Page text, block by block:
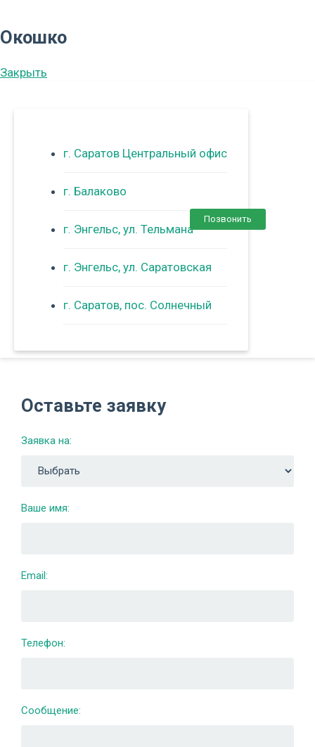
Окошко
Закрыть
Позвонить
г. Саратов Центральный офис
г. Балаково
г. Энгельс, ул. Тельмана
г. Энгельс, ул. Саратовская
г. Саратов, пос. Солнечный
Оставьте заявку
Заявка на:
Ваше имя:
Email:
Телефон:
Сообщение: